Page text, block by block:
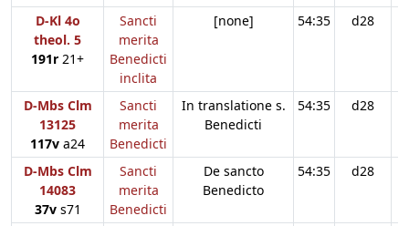
D-Kl 4o
theol. 5
191r 21+
Sancti
merita
Benedicti
inclita
[none] 54:35 d28
D-Mbs Clm
13125
117v a24
Sancti
merita
Benedicti
In translatione s.
Benedicti
54:35 d28
D-Mbs Clm
14083
37vs71
Sancti
merita
Benedicti
De sancto
Benedicto
54:35 d28